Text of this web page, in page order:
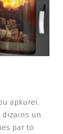
apkurei.
dizains un
par to